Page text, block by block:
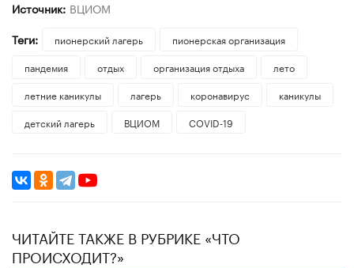
Источник: ВЦИОМ
Теги:
пионерский лагерь
пионерская организация
пандемия
отдых организация отдыха
лето
летние каникулы
лагерь коронавирус
каникулы
детский лагерь
ВЦИОМ COVID-19
ЧИТАЙТЕ ТАКЖЕ В РУБРИКЕ «ЧТО
ПРОИСХОДИТ?»